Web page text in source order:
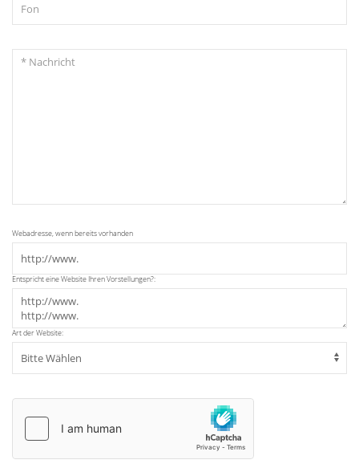
Webadresse, wenn bereits vorhanden
Entspricht eine Website Ihren Vorstellungen?:
Art der Website: